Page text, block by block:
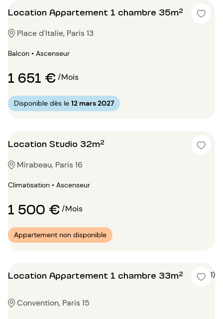
Location Appartement 1 chambre 35m²
Place d'Italie, Paris 13
Balcon • Ascenseur
1 651 €/Mois
Disponible dès le 12 mars 2027
Location Studio 32m²
Mirabeau, Paris 16
Climatisation • Ascenseur
1 500 €/Mois
Appartement non disponible
Location Appartement 1 chambre 33m² 5 (1)
Convention, Paris 15